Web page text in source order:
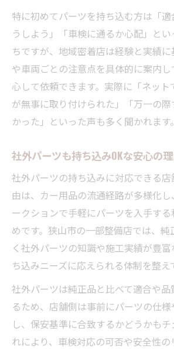
特に初めてパーツを持ち込む方は「
うしよう」「車検に通るか心配」と
ちですが、地域密着店は経験と実績
や車両ごとの注意点を具体的に案内
心して依頼できます。実際に「ネット
が無事に取り付けられた」「万一の
かった」といった声も多く聞かれます。
社外パーツも持ち込みOKな安心の
社外パーツの持ち込みに対応できる
由は、カー用品の流通経路が多様化
ークションで手軽にパーツを入手す
めです。狭山市の一部整備店では、
く社外パーツの知識や施工実績が豊
ち込みニーズに応えられる体制を整え
社外パーツは純正品と比べて適合や品
るため、店舗側は事前にパーツの仕
し、保安基準に合致するかどうかもチ
れにより、車検対応の可否や安全性